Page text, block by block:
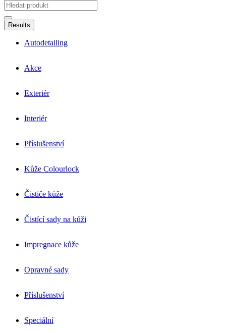
Results
Autodetailing
Akce
Exteriér
Interiér
Příslušenství
Kůže Colourlock
Čističe kůže
Čistící sady na kůži
Impregnace kůže
Opravné sady
Příslušenství
Speciální